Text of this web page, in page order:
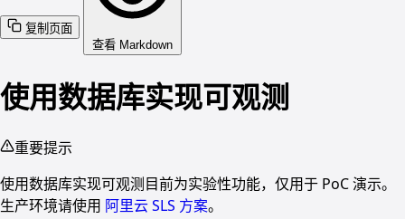
复制页面
查看 Markdown
使用数据库实现可观测
重要提示
使用数据库实现可观测目前为实验性功能，仅用于 PoC 演示。
生产环境请使用 阿里云 SLS 方案。